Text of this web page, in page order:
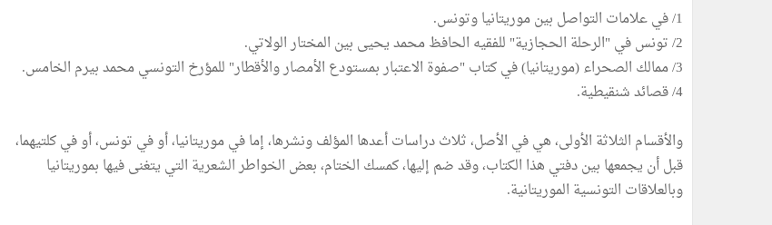
1/ في علامات التواصل بين موريتانيا وتونس.
2/ تونس في "الرحلة الحجازية" للفقيه الحافظ محمد يحيى بين المختار الولاتي.
3/ ممالك الصحراء (موريتانيا) في كتاب "صفوة الاعتبار بمستودع الأمصار والأقطار" للمؤرخ التونسي محمد بيرم الخامس.
4/ قصائد شنقيطية.
والأقسام الثلاثة الأولى، هي في الأصل، ثلاث دراسات أعدها المؤلف ونشرها، إما في موريتانيا، أو في تونس، أو في كلتيهما،
قبل أن يجمعها بين دفتي هذا الكتاب، وقد ضم إليها، كمسك الختام، بعض الخواطر الشعرية التي يتغنى فيها بموريتانيا
وبالعلاقات التونسية الموريتانية.